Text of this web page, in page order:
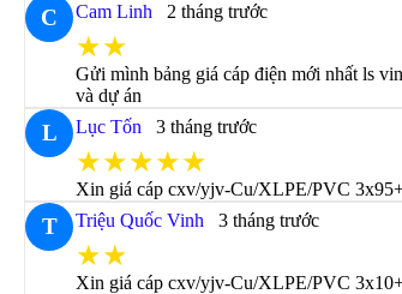
C Cam Linh 2 tháng trước
★★
Gửi mình bảng giá cáp điện mới nhất ls
và dự án
L Lục Tốn 3 tháng trước
★★★★★
Xin giá cáp cxv/yjv-Cu/XLPE/PVC
T Triệu Quốc Vinh 3 tháng trước
★★
Xin giá cáp cxv/yjv-Cu/XLPE/PVC